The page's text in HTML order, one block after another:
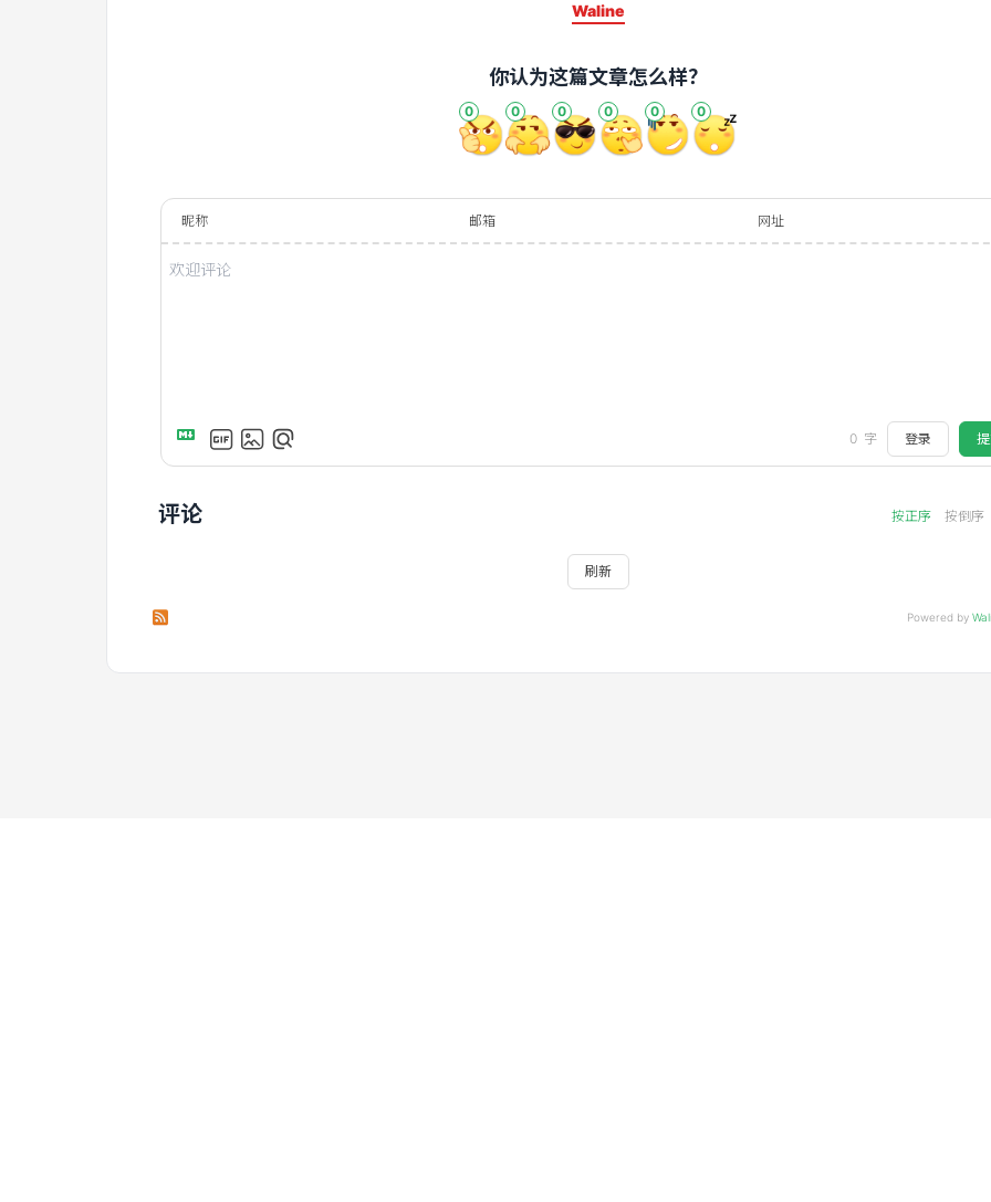
Waline
你认为这篇文章怎么样？
0 0 0 0 0 0
昵称 邮箱 网址
0 字 登录
评论 按正序 按倒序
刷新
Powered by